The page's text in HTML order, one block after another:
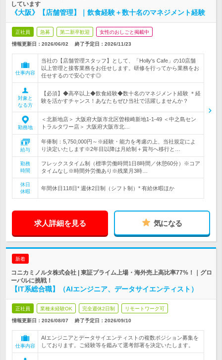
しています
《大阪》【店舗管理】｜飲食経験＋数十名のマネジメント経験
正社員 急募 第二新卒歓迎 女性のおしごと掲載中
情報更新日：2026/06/02 終了予定日： 2026/11/23
仕事内容
当社の【店舗管理スタッフ】として、「Holly's Cafe」の10店舗
以上管理と接客業務をお任せします。研修を行ってから業務をお
任せするので安心です◎
対象と
なる方
【必須】◆高卒以上◆飲食経験◆数十名のマネジメント経験 ＊経
験を活かすチャンス！あなたもぜひ当社で活躍しませんか？
勤務地
＜北新地店＞ 大阪府大阪市北区曽根崎新地1-1-49 ＜中之島セン
トラルタワー店＞ 大阪府大阪市北…
給与
年俸制：5,750,000円～※経験・能力を考慮の上、当社規定によ
り決定いたします※2年目以降は月給制＋賞与へ移行と…
勤務
時間
フレックスタイム制（標準労働時間1日8時間／休憩60分）※コア
タイムなし※時間外労働あり※残業月3時…
休日
休暇
年間休日118日* 週休2日制（シフト制）* 有給休暇ほか
求人詳細を見る 気になる
新着
コニカミノルタ株式会社 | 東証プライム上場・海外売上高比率77%！｜グロ
ーバルに挑戦！
【IT系総合職】（AIエンジニア、データサイエンティスト）
正社員 業種未経験OK 完全週休2日制 リモートワーク可
情報更新日：2026/08/07 終了予定日： 2026/09/10
仕事内容
AIエンジニアとデータサイエンティストの複数ポジション募集を
しております。ご経験等を鑑みて選考部署を決定いたします。